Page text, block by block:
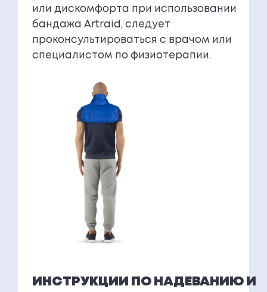
или дискомфорта при использовании
бандажа Artraid, следует
проконсультироваться с врачом или
специалистом по физиотерапии.
ИНСТРУКЦИИ ПО НАДЕВАНИЮ И